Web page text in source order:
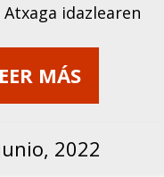
idazlearen
MÁS
2022